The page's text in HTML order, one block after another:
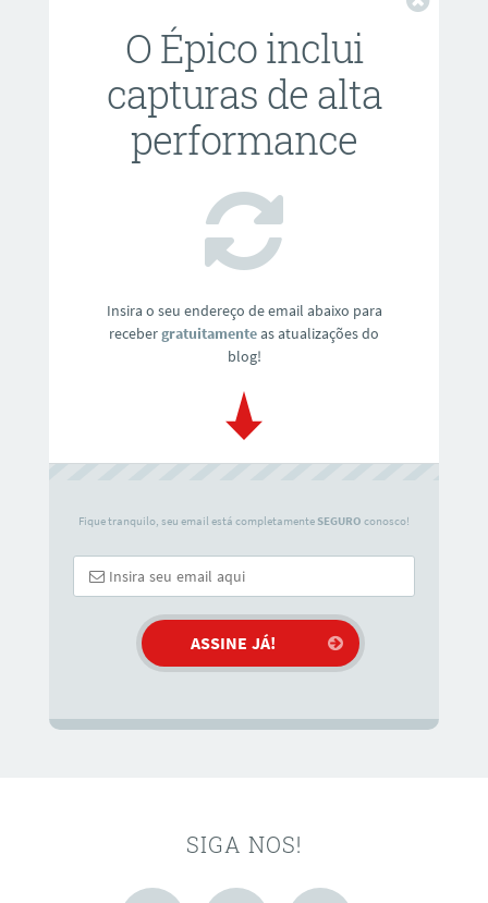
O Épico inclui
capturas de alta
performance
Insira o seu endereço de email abaixo para
recebergratuitamenteas atualizações do
blog!
Fique tranquilo, seu email está completamente SEGURO conosco!
SIGA NOS!